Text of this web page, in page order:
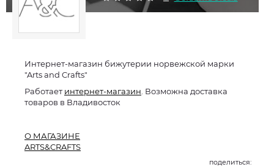
Интернет-магазин бижутерии норвежской марки
"Arts and Crafts"
Работаетинтернет-магазин . Возможна доставка
товаров в Владивосток
О МАГАЗИНЕ
ARTS&CRAFTS
поделиться: